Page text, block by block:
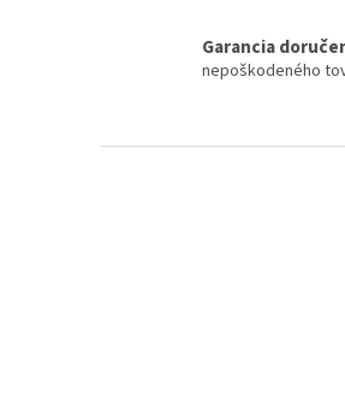
Garancia
nepoškodeného